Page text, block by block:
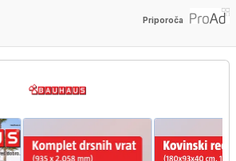
Priporoča